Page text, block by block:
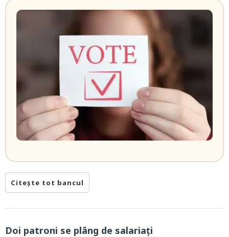
Citește tot bancul
Doi patroni se plâng de salariați